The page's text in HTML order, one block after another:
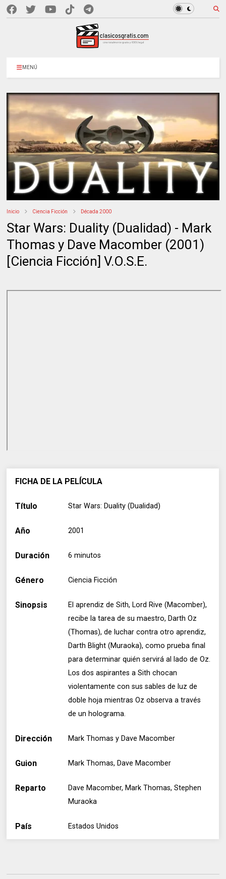
MENÚ
Inicio Ciencia Ficción Década 2000
Star Wars: Duality (Dualidad) - Mark
Thomas y Dave Macomber (2001)
[Ciencia Ficción] V.O.S.E.
FICHA DE LA PELÍCULA
Título Star Wars: Duality (Dualidad)
Año 2001
Duración 6 minutos
Género Ciencia Ficción
Sinopsis
El aprendiz de Sith, Lord Rive (Macomber),
recibe la tarea de su maestro, Darth Oz
(Thomas), de luchar contra otro aprendiz,
Darth Blight (Muraoka), como prueba final
para determinar quién servirá al lado de Oz.
Los dos aspirantes a Sith chocan
violentamente con sus sables de luz de
doble hoja mientras Oz observa a través
de un holograma.
Dirección Mark Thomas y Dave Macomber
Guion Mark Thomas, Dave Macomber
Reparto
Dave Macomber, Mark Thomas, Stephen
Muraoka
País Estados Unidos